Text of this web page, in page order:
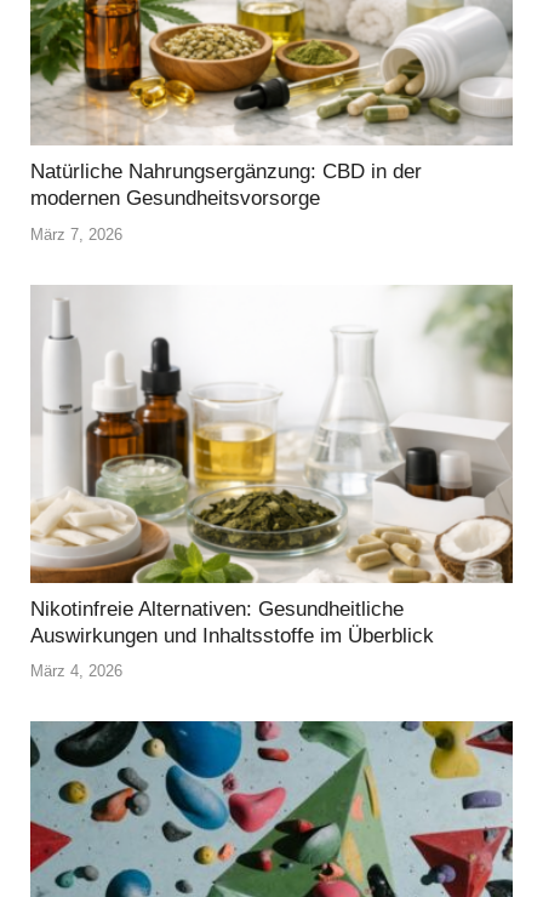
Natürliche Nahrungsergänzung: CBD in der
modernen Gesundheitsvorsorge
März 7, 2026
Nikotinfreie Alternativen: Gesundheitliche
Auswirkungen und Inhaltsstoffe im Überblick
März 4, 2026